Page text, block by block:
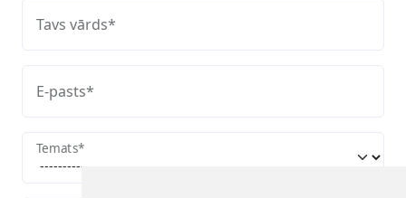
Tavs vārds*
E-pasts*
Temats*